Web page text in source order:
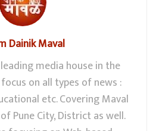
Dainik Maval
media house in the
on all types of news :
etc. Covering Maval
Pune City, District as well.